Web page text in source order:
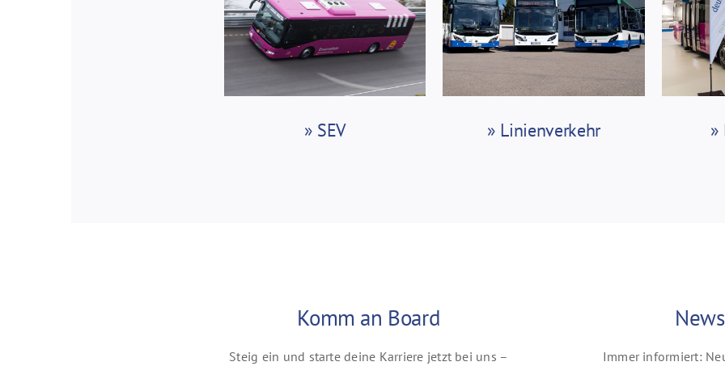
» SEV » Linienverkehr »
Komm an Board
Steig ein und starte deine Karriere jetzt bei uns –
Immer informiert: